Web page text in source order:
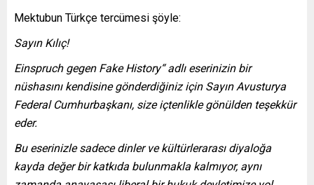
Mektubun Türkçe tercümesi şöyle:
Sayın Kılıç!
Einspruch gegen Fake History“ adlı eserinizin bir
nüshasını kendisine gönderdiğiniz için Sayın Avusturya
Federal Cumhurbaşkanı, size içtenlikle gönülden teşekkür
eder.
Bu eserinizle sadece dinler ve kültürlerarası diyaloğa
kayda değer bir katkıda bulunmakla kalmıyor, aynı